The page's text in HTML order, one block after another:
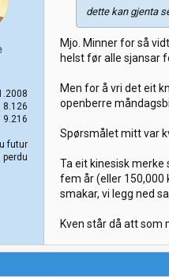
8.126
9.216
futur
perdu
dette kan gjenta
Mjo. Minner for så
helst før alle sjansar
Men for å vri det eit
openberre
Spørsmålet mitt var
Ta eit kinesisk merke
fem år (eller 150,000
smakar, vi legg ned
Kven står då att